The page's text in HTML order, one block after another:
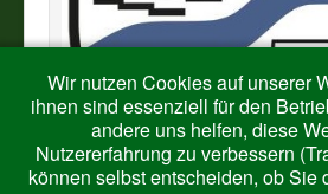
Wir nutzen Cookies auf unserer
ihnen sind essenziell für den
andere uns helfen, diese
Nutzererfahrung zu verbessern
können selbst entscheiden, ob Sie